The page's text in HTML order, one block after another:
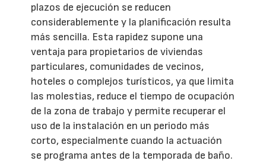
plazos de ejecución se reducen
considerablemente y la planificación resulta
más sencilla. Esta rapidez supone una
ventaja para propietarios de viviendas
particulares, comunidades de vecinos,
hoteles o complejos turísticos, ya que limita
las molestias, reduce el tiempo de ocupación
de la zona de trabajo y permite recuperar el
uso de la instalación en un periodo más
corto, especialmente cuando la actuación
se programa antes de la temporada de baño.